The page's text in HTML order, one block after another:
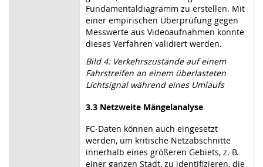
Fundamentaldiagramm zu erstellen. Mit
einer empirischen Überprüfung gegen
Messwerte aus Videoaufnahmen konnte
dieses Verfahren validiert werden.
Bild 4: Verkehrszustände auf einem
Fahrstreifen an einem überlasteten
Lichtsignal während eines Umlaufs
3.3 Netzweite Mängelanalyse
FC-Daten können auch eingesetzt
werden, um kritische Netzabschnitte
innerhalb eines größeren Gebiets, z. B.
einer ganzen Stadt, zu identifizieren, die